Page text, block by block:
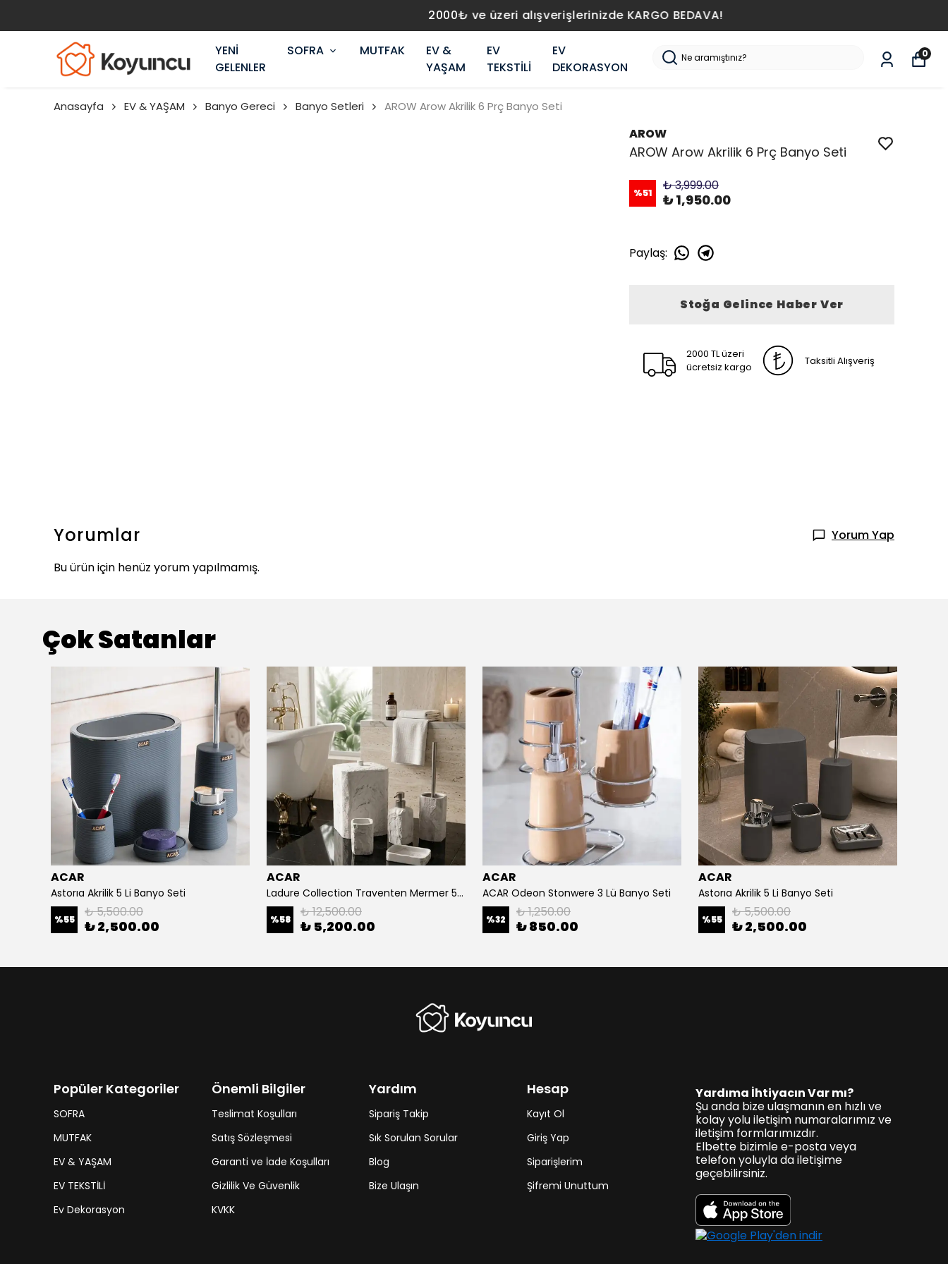
2000₺ ve üzeri alışverişlerinizde KARGO BEDAVA!
YENİ
GELENLER
SOFRA MUTFAK
EV &
YAŞAM
EV
TEKSTİLİ
EV
DEKORASYON
0
Anasayfa EV & YAŞAM Banyo Gereci Banyo Setleri AROW Arow Akrilik 6 Prç Banyo Seti
AROW
AROW Arow Akrilik 6 Prç Banyo Seti
%51 ₺ 3,999.00
₺ 1,950.00
Paylaş:
Stoğa Gelince Haber Ver
2000 TL üzeri
ücretsiz kargo
Taksitli Alışveriş
Yorumlar
Yorum Yap
Bu ürün için henüz yorum yapılmamış.
Çok Satanlar
ACAR
Astorıa Akrilik 5 Li Banyo Seti
%55 ₺ 5,500.00
₺ 2,500.00
ACAR
Ladure Collection Traventen Mermer 5 Li Set-Kare
%58 ₺ 12,500.00
₺ 5,200.00
ACAR
ACAR Odeon Stonwere 3 Lü Banyo Seti
%32 ₺ 1,250.00
₺ 850.00
ACAR
Astorıa Akrilik 5 Li Banyo Seti
%55 ₺ 5,500.00
₺ 2,500.00
Popüler Kategoriler
SOFRA
MUTFAK
EV & YAŞAM
EV TEKSTİLİ
Ev Dekorasyon
Önemli Bilgiler
Teslimat Koşulları
Satış Sözleşmesi
Garanti ve İade Koşulları
Gizlilik Ve Güvenlik
KVKK
Yardım
Sipariş Takip
Sık Sorulan Sorular
Blog
Bize Ulaşın
Hesap
Kayıt Ol
Giriş Yap
Siparişlerim
Şifremi Unuttum
Yardıma İhtiyacın Var mı?
Şu anda bize ulaşmanın en hızlı ve
kolay yolu iletişim numaralarımız ve
iletişim formlarımızdır.
Elbette bizimle e-posta veya
telefon yoluyla da iletişime
geçebilirsiniz.